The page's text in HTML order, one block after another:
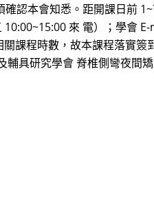
認本會知悉。距開課日前
來 電）；學會
課程時數，故本課程落實簽
具研究學會 脊椎側彎夜間